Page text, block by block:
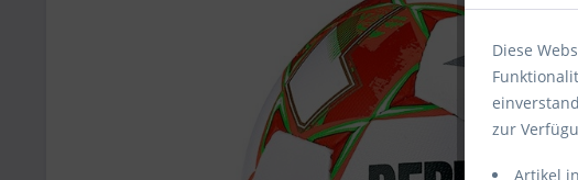
Diese
zur
Artikel